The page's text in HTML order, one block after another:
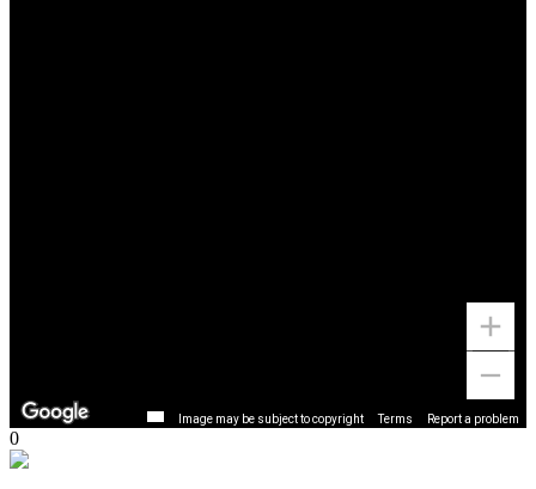
Image may be subject to copyright Terms Report a problem
0